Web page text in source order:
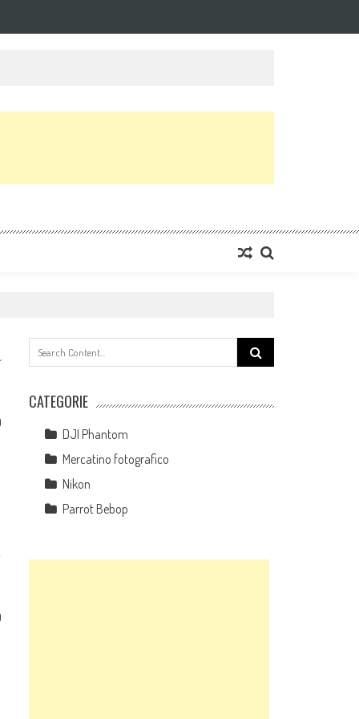
Search
for:
CATEGORIE
DJI Phantom
Mercatino fotografico
Nikon
Parrot Bebop